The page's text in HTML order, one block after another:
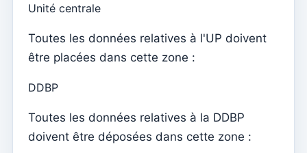
Kyrios (Multi Model – 2)
Comment activer le site Web
Kyrios Social – qu’est-ce que c’est ?
Comment accepter les dons en cryptomonnaies ?
Newsletter
Envoyer des messages et les lire uniquement sur
Unité centrale
Toutes les données relatives à l'UP doivent
être placées dans cette zone :
DDBP
Toutes les données relatives à la DDBP
doivent être déposées dans cette zone :